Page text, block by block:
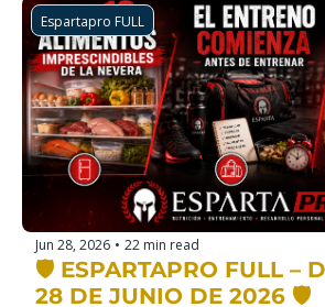
Espartapro FULL
Jun 28, 2026 • 22 min read
🛡️ ESPARTAPRO FULL –
28 DE JUNIO DE 2026 🛡️